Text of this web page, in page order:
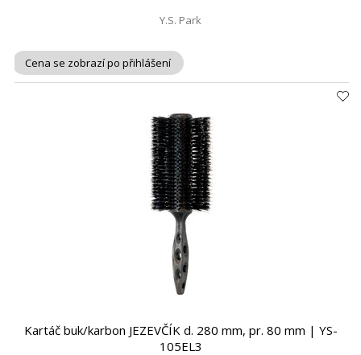
Y.S. Park
Cena se zobrazí po přihlášení
Kartáč buk/karbon JEZEVČÍK d. 280 mm, pr. 80 mm | YS-
105EL3